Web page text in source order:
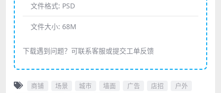
文件格式: PSD
文件大小: 68M
下载遇到问题？可联系客服或提交工单反馈
商铺 场景 城市 墙面 广告 店招
户外